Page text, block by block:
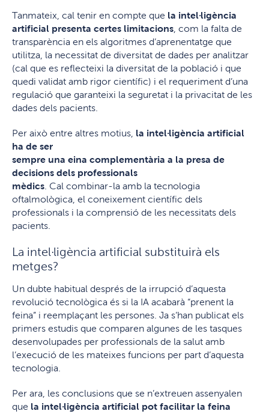
Tanmateix, cal tenir en compte que la intel·ligència
artificial presenta certes limitacions , com la falta de
transparència en els algoritmes d’aprenentatge que
utilitza, la necessitat de diversitat de dades per analitzar
(cal que es reflecteixi la diversitat de la població i que
quedi validat amb rigor científic) i el requeriment d’una
regulació que garanteixi la seguretat i la privacitat de les
dades dels pacients.
Per això entre altres motius, la intel·ligència artificial
ha de ser
sempre una eina complementària a la presa de
decisions dels professionals
mèdics . Cal combinar-la amb la tecnologia
oftalmològica, el coneixement científic dels
professionals i la comprensió de les necessitats dels
pacients.
La intel·ligència artificial substituirà els
metges?
Un dubte habitual després de la irrupció d’aquesta
revolució tecnològica és si la IA acabarà “prenent la
feina” i reemplaçant les persones. Ja s’han publicat els
primers estudis que comparen algunes de les tasques
desenvolupades per professionals de la salut amb
l’execució de les mateixes funcions per part d’aquesta
tecnologia.
Per ara, les conclusions que se n’extreuen assenyalen
que la intel·ligència artificial pot facilitar la feina